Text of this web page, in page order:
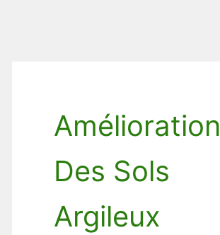
Amélioration
Des Sols
Argileux